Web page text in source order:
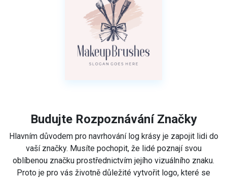
Budujte Rozpoznávání Značky
Hlavním důvodem pro navrhování log krásy je zapojit lidi do
vaší značky. Musíte pochopit, že lidé poznají svou
oblíbenou značku prostřednictvím jejího vizuálního znaku.
Proto je pro vás životně důležité vytvořit logo, které se